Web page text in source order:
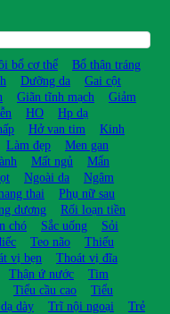
bổ cơ thể
Bổ thận tráng
Dưỡng da
Gai cột
Giãn tĩnh mạch
Giảm
HO
Hp dạ
Hở van tim
Kinh
Làm đẹp
Men gan
Mất ngủ
Mẩn
Ngoài da
Ngâm
thai
Phụ nữ sau
dương
Rối loạn tiền
chó Sắc uống
Sỏi
Teo não
Thiếu
vị bẹn
Thoát vị đĩa
Thận ứ nước
Tim
Tiểu cầu cao
Tiểu
dày Trĩ nội ngoại
Trẻ